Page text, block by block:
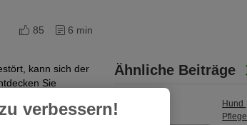
85 6 min
kann sich der
Sie
sowie die
Ähnliche Beiträge
Hund
Pflege
verbessern!